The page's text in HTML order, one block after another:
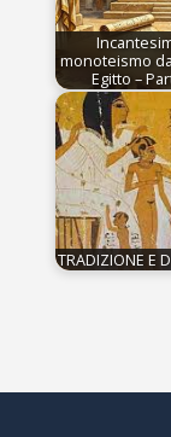
monoteismo
Egitto –
TRADIZIONE E